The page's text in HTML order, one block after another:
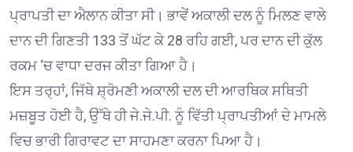
ਪ੍ਰਾਪਤੀ ਦਾ ਐਲਾਨ ਕੀਤਾ ਸੀ। ਭਾਵੇਂ ਅਕਾਲੀ ਦਲ ਨੂੰ ਮਿਲਣ ਵਾਲੇ
ਦਾਨ ਦੀ ਗਿਣਤੀ 133 ਤੋਂ ਘੱਟ ਕੇ 28 ਰਹਿ ਗਈ, ਪਰ ਦਾਨ ਦੀ ਕੁੱਲ
ਰਕਮ ‘ਚ ਵਾਧਾ ਦਰਜ ਕੀਤਾ ਗਿਆ ਹੈ।
ਇਸ ਤਰ੍ਹਾਂ, ਜਿੱਥੇ ਸ਼੍ਰੋਮਣੀ ਅਕਾਲੀ ਦਲ ਦੀ ਆਰਥਿਕ ਸਥਿਤੀ
ਮਜ਼ਬੂਤ ਹੋਈ ਹੈ, ਉੱਥੇ ਹੀ ਜੇ.ਜੇ.ਪੀ. ਨੂੰ ਵਿੱਤੀ ਪ੍ਰਾਪਤੀਆਂ ਦੇ ਮਾਮਲੇ
ਵਿਚ ਭਾਰੀ ਗਿਰਾਵਟ ਦਾ ਸਾਹਮਣਾ ਕਰਨਾ ਪਿਆ ਹੈ।